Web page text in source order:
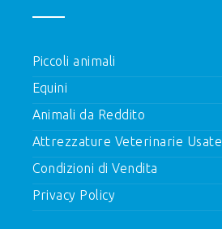
Piccoli animali
Equini
Animali da Reddito
Attrezzature Veterinarie Usate
Condizioni di Vendita
Privacy Policy